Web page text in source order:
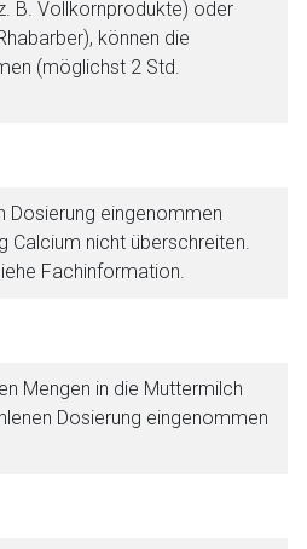
B. Vollkornprodukte) oder
können die
(möglichst 2 Std.
Dosierung eingenommen
Calcium nicht überschreiten.
Fachinformation.
Mengen in die Muttermilch
Dosierung eingenommen